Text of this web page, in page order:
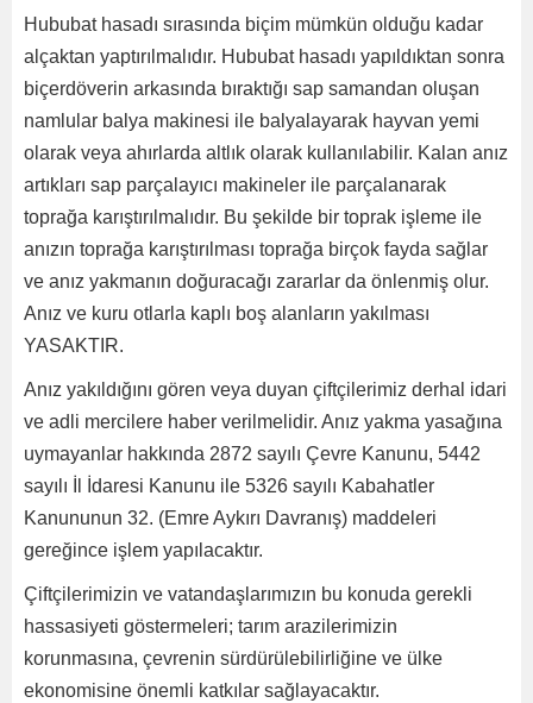
Hububat hasadı sırasında biçim mümkün olduğu kadar
alçaktan yaptırılmalıdır. Hububat hasadı yapıldıktan sonra
biçerdöverin arkasında bıraktığı sap samandan oluşan
namlular balya makinesi ile balyalayarak hayvan yemi
olarak veya ahırlarda altlık olarak kullanılabilir. Kalan anız
artıkları sap parçalayıcı makineler ile parçalanarak
toprağa karıştırılmalıdır. Bu şekilde bir toprak işleme ile
anızın toprağa karıştırılması toprağa birçok fayda sağlar
ve anız yakmanın doğuracağı zararlar da önlenmiş olur.
Anız ve kuru otlarla kaplı boş alanların yakılması
YASAKTIR.
Anız yakıldığını gören veya duyan çiftçilerimiz derhal idari
ve adli mercilere haber verilmelidir. Anız yakma yasağına
uymayanlar hakkında 2872 sayılı Çevre Kanunu, 5442
sayılı İl İdaresi Kanunu ile 5326 sayılı Kabahatler
Kanununun 32. (Emre Aykırı Davranış) maddeleri
gereğince işlem yapılacaktır.
Çiftçilerimizin ve vatandaşlarımızın bu konuda gerekli
hassasiyeti göstermeleri; tarım arazilerimizin
korunmasına, çevrenin sürdürülebilirliğine ve ülke
ekonomisine önemli katkılar sağlayacaktır.